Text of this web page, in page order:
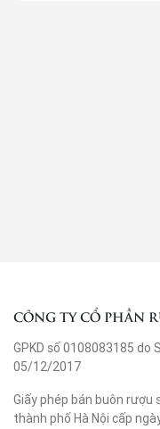
CÔNG TY CỔ PHẦN
GPKD số 0108083185 do
05/12/2017
Giấy phép bán buôn rượu
thành phố Hà Nội cấp